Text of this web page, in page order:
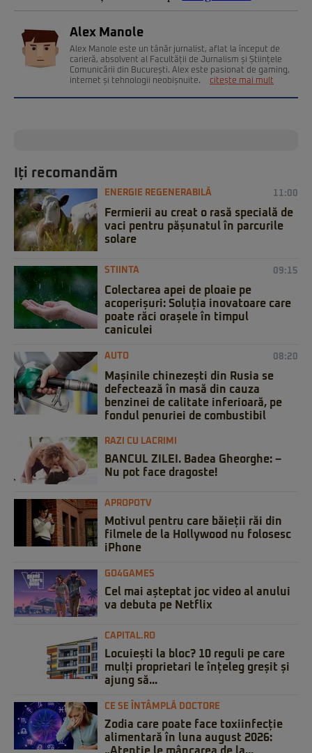
Alex Manole
Alex Manole este un tânăr jurnalist, aflat la început de
carieră, absolvent al Facultății de Jurnalism și Științele
Comunicării din București. Alex este pasionat de gaming,
internet și tehnologii neobișnuite.
citește mai mult
Iți recomandăm
ENERGIE REGENERABILĂ 11:00
Fermierii au creat o rasă specială de
vaci pentru pășunatul în parcurile
solare
STIINTA 09:15
Colectarea apei de ploaie pe
acoperișuri: Soluția inovatoare care
poate răci orașele în timpul
caniculei
AUTO 08:20
Mașinile chinezești din Rusia se
defectează în masă din cauza
benzinei de calitate inferioară, pe
fondul penuriei de combustibil
RAZI CU LACRIMI
BANCUL ZILEI. Badea Gheorghe: –
Nu pot face dragoste!
APROPOTV
Motivul pentru care băieții răi din
filmele de la Hollywood nu folosesc
iPhone
GO4GAMES
Cel mai așteptat joc video al anului
va debuta pe Netflix
CAPITAL.RO
Locuiești la bloc? 10 reguli pe care
mulți proprietari le înțeleg greșit și
ajung să...
CE SE ÎNTÂMPLĂ DOCTORE
Zodia care poate face toxiinfecție
alimentară în luna august 2026: